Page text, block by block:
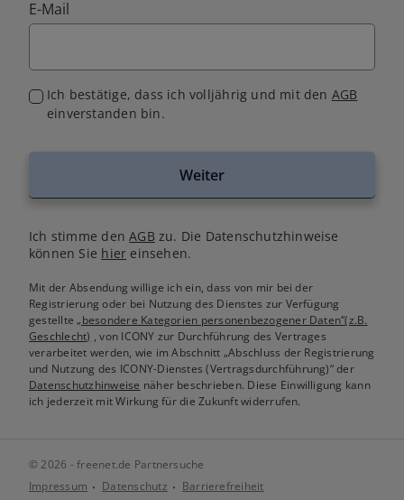
E-Mail
Ich bestätige, dass ich volljährig und mit den AGB
einverstanden bin.
Weiter
Ich stimme denAGB zu. Die Datenschutzhinweise
können Sie hier einsehen.
Mit der Absendung willige ich ein, dass von mir bei der
Registrierung oder bei Nutzung des Dienstes zur Verfügung
gestellte„besondere Kategorien personenbezogener Daten“(z.B.
Geschlecht) , von ICONY zur Durchführung des Vertrages
verarbeitet werden, wie im Abschnitt „Abschluss der Registrierung
und Nutzung des ICONY-Dienstes (Vertragsdurchführung)“ der
Datenschutzhinweise näher beschrieben. Diese Einwilligung kann
ich jederzeit mit Wirkung für die Zukunft widerrufen.
© 2026 - freenet.de Partnersuche
Impressum
Datenschutz Barrierefreiheit